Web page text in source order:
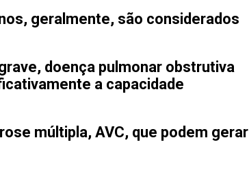
geralmente, são considerados
doença pulmonar obstrutiva
a capacidade
múltipla, AVC, que podem gerar